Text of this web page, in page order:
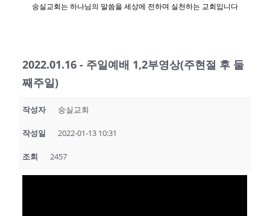
숭실교회는 하나님의 말씀을 세상에 전하며 실천하는 교회입니다
2022.01.16 - 주일예배 1,2부영상(주현절 후 둘
째주일)
작성자 숭실교회
작성일 2022-01-13 10:31
조회 2457